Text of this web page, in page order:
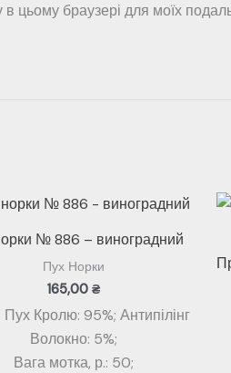
цьому браузері для моїх
№ 886 – виноградний
Пух Норки
165,00 ₴
Кролю: 95%; Антипілінг
Волокно: 5%;
Вага мотка, р.: 50;